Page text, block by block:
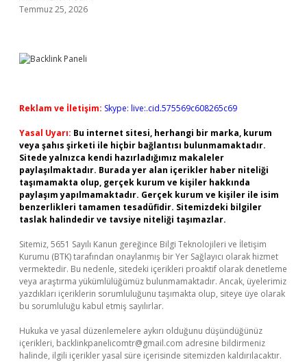
Temmuz 25, 2026
Reklam ve İletişim: Skype: live:.cid.575569c608265c69
Yasal Uyarı: Bu internet sitesi, herhangi bir marka, kurum
veya şahıs şirketi ile hiçbir bağlantısı bulunmamaktadır.
Sitede yalnızca kendi hazırladığımız makaleler
paylaşılmaktadır. Burada yer alan içerikler haber niteliği
taşımamakta olup, gerçek kurum ve kişiler hakkında
paylaşım yapılmamaktadır. Gerçek kurum ve kişiler ile isim
benzerlikleri tamamen tesadüfidir. Sitemizdeki bilgiler
taslak halindedir ve tavsiye niteliği taşımazlar.
Sitemiz, 5651 Sayılı Kanun gereğince Bilgi Teknolojileri ve İletişim
Kurumu (BTK) tarafından onaylanmış bir Yer Sağlayıcı olarak hizmet
vermektedir. Bu nedenle, sitedeki içerikleri proaktif olarak denetleme
veya araştırma yükümlülüğümüz bulunmamaktadır. Ancak, üyelerimiz
yazdıkları içeriklerin sorumluluğunu taşımakta olup, siteye üye olarak
bu sorumluluğu kabul etmiş sayılırlar.
Hukuka ve yasal düzenlemelere aykırı olduğunu düşündüğünüz
içerikleri, backlinkpanelicomtr@gmail.com adresine bildirmeniz
halinde, ilgili içerikler yasal süre içerisinde sitemizden kaldırılacaktır.